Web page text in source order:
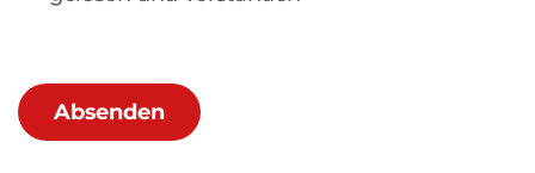
Absenden